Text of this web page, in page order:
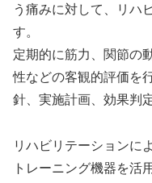
う痛みに対して、リハ
す。
定期的に筋力、関節の
性などの客観的評価を
針、実施計画、効果判
リハビリテーションに
トレーニング機器を活